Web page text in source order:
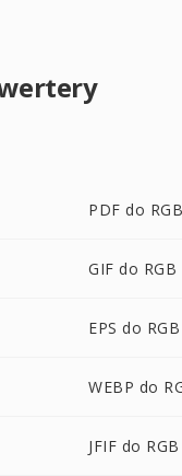
PDF do
GIF do RGB
EPS do RGB
WEBP do
JFIF do RGB